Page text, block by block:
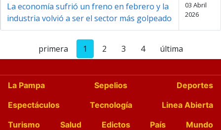
La economía sufrió un freno en febrero y la
industria volvió a ser el sector más golpeado
03 Abril
2026
primera 1 2 3 4 última
La Pampa Sepelios
Deportes
Espectáculos
Tecnología
Linea Abierta
Turismo
Salud Edictos País
Mundo